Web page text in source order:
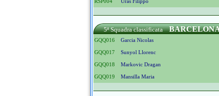
5ª Squadra classificata
GQQ016 Garcia Nicolas
GQQ017 Sunyol Llorenc
GQQ018 Markovic Dragan
GQQ019 Mansilla Maria